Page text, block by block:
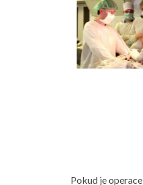
Pokud je